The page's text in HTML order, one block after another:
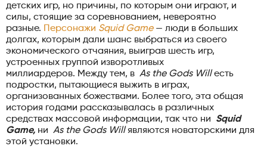
детских игр, но причины, по которым они играют, и
силы, стоящие за соревнованием, невероятно
разные.
Персонажи Squid Game— люди в больших
долгах, которым дали шанс выбраться из своего
экономического отчаяния, выиграв шесть игр,
устроенных группой изворотливых
миллиардеров. Между тем, в As the Gods Willесть
подростки, пытающиеся выжить в играх,
организованных божествами. Более того, эта общая
история годами рассказывалась в различных
средствах массовой информации, так что ни Squid
Game, ни As the Gods Willявляются новаторскими для
этой установки.